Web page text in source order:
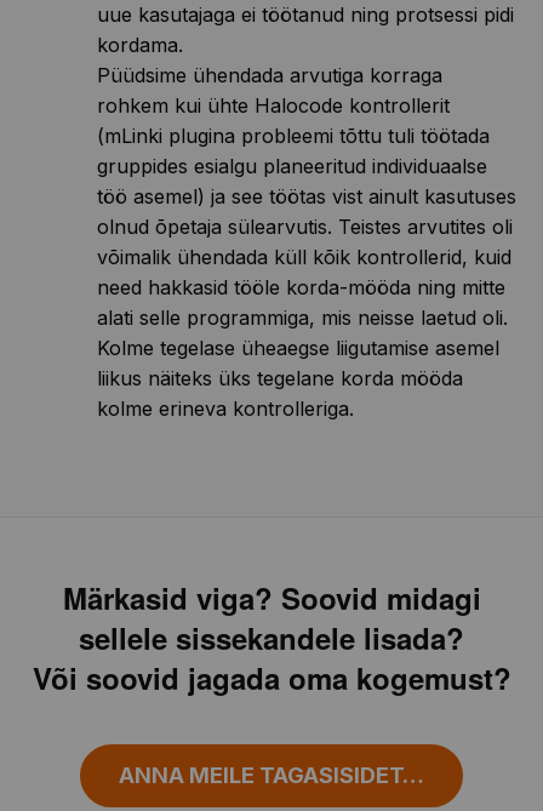
uue kasutajaga ei töötanud ning protsessi pidi
kordama.
Püüdsime ühendada arvutiga korraga
rohkem kui ühte Halocode kontrollerit
(mLinki plugina probleemi tõttu tuli töötada
gruppides esialgu planeeritud individuaalse
töö asemel) ja see töötas vist ainult kasutuses
olnud õpetaja sülearvutis. Teistes arvutites oli
võimalik ühendada küll kõik kontrollerid, kuid
need hakkasid tööle korda-mööda ning mitte
alati selle programmiga, mis neisse laetud oli.
Kolme tegelase üheaegse liigutamise asemel
liikus näiteks üks tegelane korda mööda
kolme erineva kontrolleriga.
Märkasid viga? Soovid midagi
sellele sissekandele lisada?
Või soovid jagada oma kogemust?
ANNA MEILE TAGASISIDET…